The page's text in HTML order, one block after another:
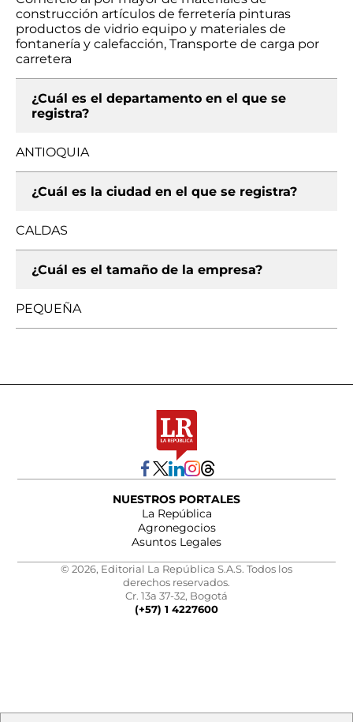
construcción artículos de ferretería pinturas
productos de vidrio equipo y materiales de
fontanería y calefacción, Transporte de carga por
carretera
¿Cuál es el departamento en el que se
registra?
ANTIOQUIA
¿Cuál es la ciudad en el que se registra?
CALDAS
¿Cuál es el tamaño de la empresa?
PEQUEÑA
NUESTROS PORTALES
La República
Agronegocios
Asuntos Legales
© 2026, Editorial La República S.A.S. Todos los
derechos reservados.
Cr. 13a 37-32, Bogotá
(+57) 1 4227600